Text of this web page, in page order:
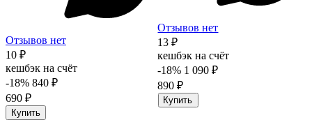
Отзывов нет
10 ₽
кешбэк на счёт
-18% 840 ₽
690 ₽
Купить
Отзывов нет
13 ₽
кешбэк на счёт
-18% 1 090 ₽
890 ₽
Купить